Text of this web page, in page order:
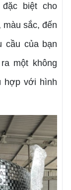
biệt cho
sắc, đến
cầu của bạn
một không
hợp với hình